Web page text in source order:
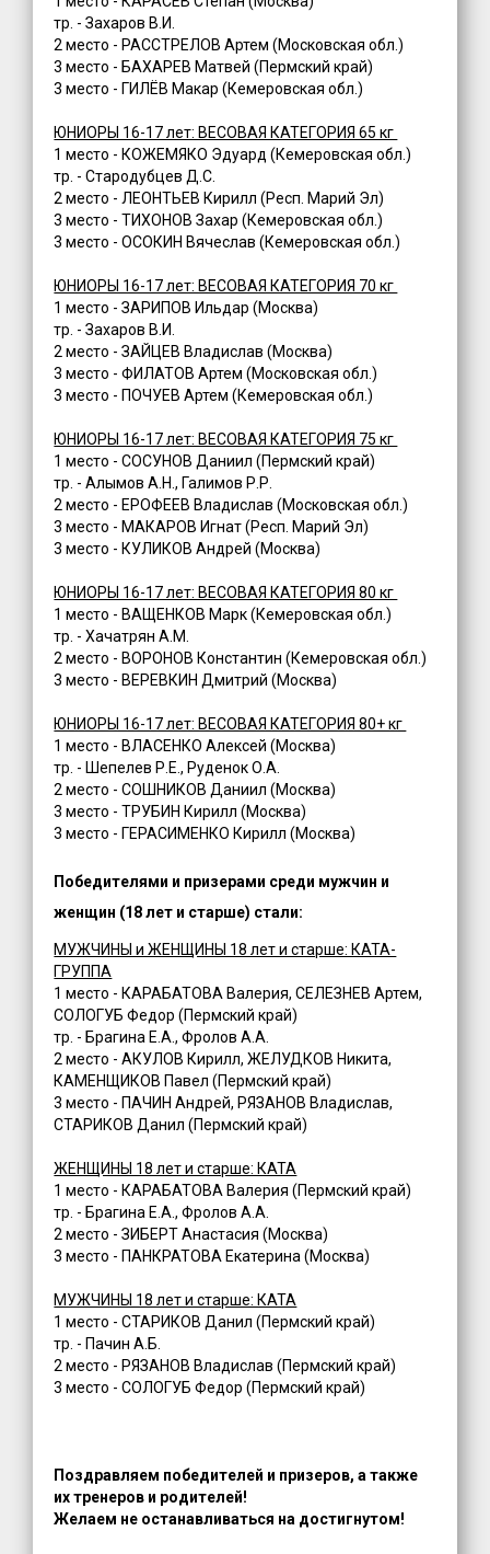
тр. - Захаров В.И.
2 место - РАССТРЕЛОВ Артем (Московская обл.)
3 место - БАХАРЕВ Матвей (Пермский край)
3 место - ГИЛЁВ Макар (Кемеровская обл.)
ЮНИОРЫ 16-17 лет: ВЕСОВАЯ КАТЕГОРИЯ 65 кг
1 место - КОЖЕМЯКО Эдуард (Кемеровская обл.)
тр. - Стародубцев Д.С.
2 место - ЛЕОНТЬЕВ Кирилл (Респ. Марий Эл)
3 место - ТИХОНОВ Захар (Кемеровская обл.)
3 место - ОСОКИН Вячеслав (Кемеровская обл.)
ЮНИОРЫ 16-17 лет: ВЕСОВАЯ КАТЕГОРИЯ 70 кг
1 место - ЗАРИПОВ Ильдар (Москва)
тр. - Захаров В.И.
2 место - ЗАЙЦЕВ Владислав (Москва)
3 место - ФИЛАТОВ Артем (Московская обл.)
3 место - ПОЧУЕВ Артем (Кемеровская обл.)
ЮНИОРЫ 16-17 лет: ВЕСОВАЯ КАТЕГОРИЯ 75 кг
1 место - СОСУНОВ Даниил (Пермский край)
тр. - Алымов А.Н., Галимов Р.Р.
2 место - ЕРОФЕЕВ Владислав (Московская обл.)
3 место - МАКАРОВ Игнат (Респ. Марий Эл)
3 место - КУЛИКОВ Андрей (Москва)
ЮНИОРЫ 16-17 лет: ВЕСОВАЯ КАТЕГОРИЯ 80 кг
1 место - ВАЩЕНКОВ Марк (Кемеровская обл.)
тр. - Хачатрян А.М.
2 место - ВОРОНОВ Константин (Кемеровская обл.)
3 место - ВЕРЕВКИН Дмитрий (Москва)
ЮНИОРЫ 16-17 лет: ВЕСОВАЯ КАТЕГОРИЯ 80+ кг
1 место - ВЛАСЕНКО Алексей (Москва)
тр. - Шепелев Р.Е., Руденок О.А.
2 место - СОШНИКОВ Даниил (Москва)
3 место - ТРУБИН Кирилл (Москва)
3 место - ГЕРАСИМЕНКО Кирилл (Москва)
Победителями и призерами среди мужчин и
женщин (18 лет и старше) стали:
МУЖЧИНЫ и ЖЕНЩИНЫ 18 лет и старше: КАТА-
ГРУППА
1 место - КАРАБАТОВА Валерия, СЕЛЕЗНЕВ Артем,
СОЛОГУБ Федор (Пермский край)
тр. - Брагина Е.А., Фролов А.А.
2 место - АКУЛОВ Кирилл, ЖЕЛУДКОВ Никита,
КАМЕНЩИКОВ Павел (Пермский край)
3 место - ПАЧИН Андрей, РЯЗАНОВ Владислав,
СТАРИКОВ Данил (Пермский край)
ЖЕНЩИНЫ 18 лет и старше: КАТА
1 место - КАРАБАТОВА Валерия (Пермский край)
тр. - Брагина Е.А., Фролов А.А.
2 место - ЗИБЕРТ Анастасия (Москва)
3 место - ПАНКРАТОВА Екатерина (Москва)
МУЖЧИНЫ 18 лет и старше: КАТА
1 место - СТАРИКОВ Данил (Пермский край)
тр. - Пачин А.Б.
2 место - РЯЗАНОВ Владислав (Пермский край)
3 место - СОЛОГУБ Федор (Пермский край)
Поздравляем победителей и призеров, а также
их тренеров и родителей!
Желаем не останавливаться на достигнутом!